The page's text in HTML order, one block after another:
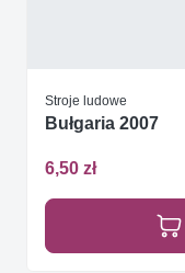
Stroje ludowe
Bułgaria 2007
6,50 zł